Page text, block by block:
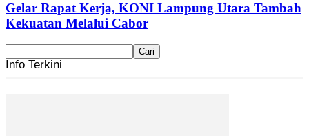
Gelar Rapat Kerja, KONI Lampung Utara Tambah
Kekuatan Melalui Cabor
Info Terkini